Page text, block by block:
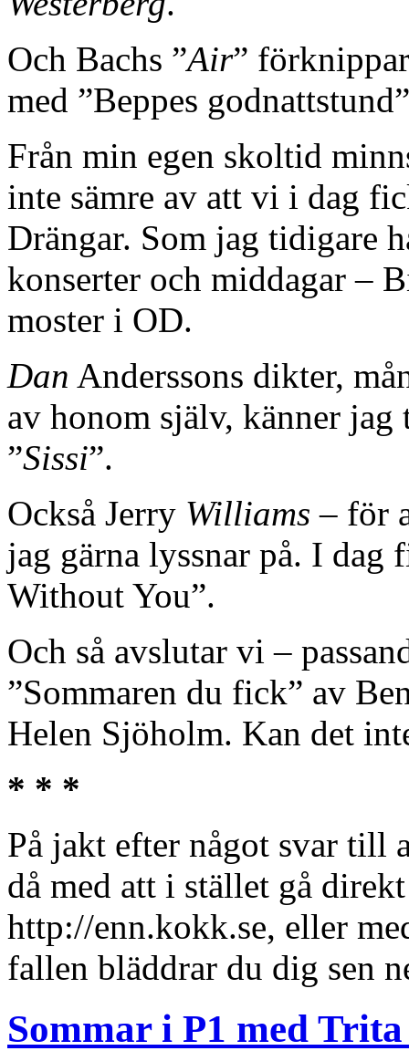
Och Bachs ”Air”
med ”Beppes
Från min egen skoltid
inte sämre av att vi i dag
Drängar. Som jag tidigare
konserter och middagar –
moster i OD.
Dan Anderssons dikter,
av honom själv, känner
”Sissi”.
Också Jerry Williams – för
jag gärna lyssnar på. I dag
Without You”.
Och så avslutar vi –
”Sommaren du fick” av
Helen Sjöholm. Kan det
* * *
På jakt efter något svar till
då med att i stället gå
http://enn.kokk.se, eller
fallen bläddrar du dig sen
Sommar i P1 med